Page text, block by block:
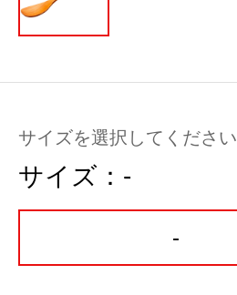
サイズを選択してください
サイズ： -
-